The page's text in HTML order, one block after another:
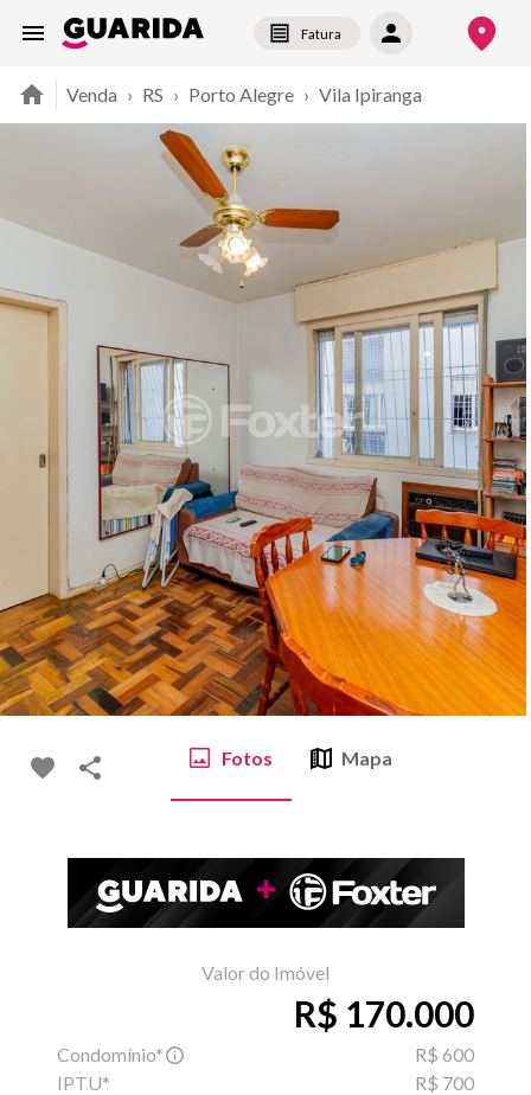
Fatura
Venda › RS › Porto Alegre › Vila Ipiranga
Fotos Mapa
Valor do Imóvel
R$ 170.000
Condomínio*
R$ 600
IPTU*
R$ 700